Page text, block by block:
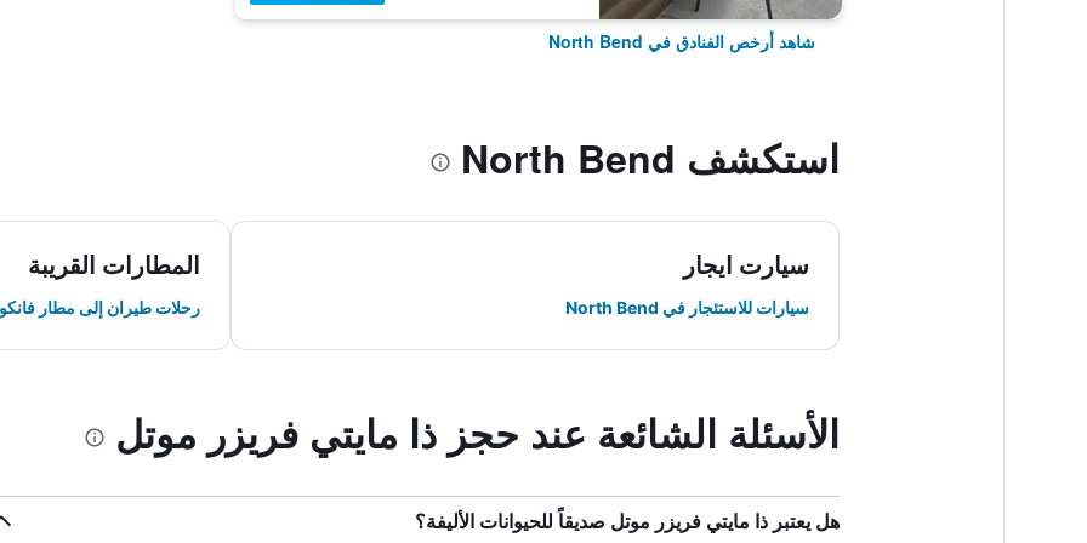
شاهد أرخص الفنادق في North Bend
استكشف North Bend
سيارت ايجار
سيارات للاستئجار في North Bend
المطارات القريبة
رحلات طيران إلى مطار
الأسئلة الشائعة عند حجز ذا مايتي فريزر موتل
هل يعتبر ذا مايتي فريزر موتل صديقاً للحيوانات الأليفة؟